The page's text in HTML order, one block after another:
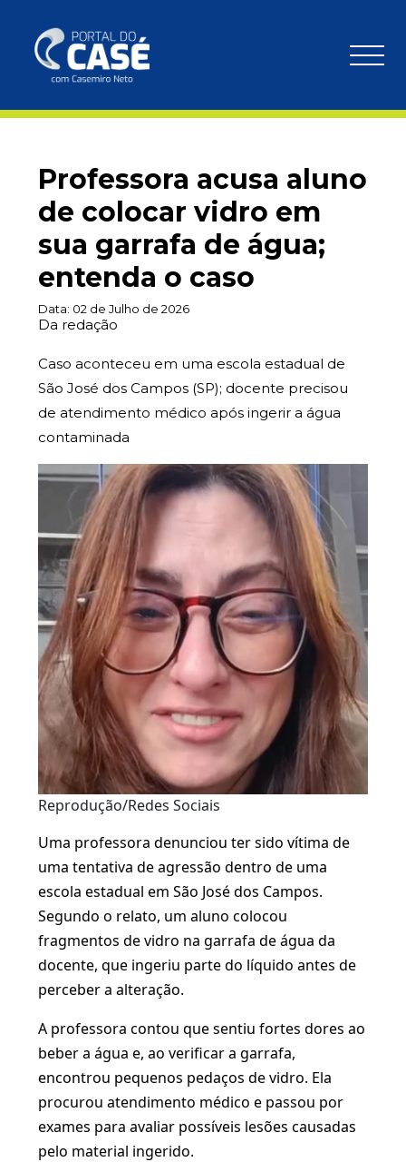
Professora acusa aluno
de colocar vidro em
sua garrafa de água;
entenda o caso
Data: 02 de Julho de 2026
Da redação
Caso aconteceu em uma escola estadual de
São José dos Campos (SP); docente precisou
de atendimento médico após ingerir a água
contaminada
Reprodução/Redes Sociais
Uma professora denunciou ter sido vítima de
uma tentativa de agressão dentro de uma
escola estadual em São José dos Campos.
Segundo o relato, um aluno colocou
fragmentos de vidro na garrafa de água da
docente, que ingeriu parte do líquido antes de
perceber a alteração.
A professora contou que sentiu fortes dores ao
beber a água e, ao verificar a garrafa,
encontrou pequenos pedaços de vidro. Ela
procurou atendimento médico e passou por
exames para avaliar possíveis lesões causadas
pelo material ingerido.